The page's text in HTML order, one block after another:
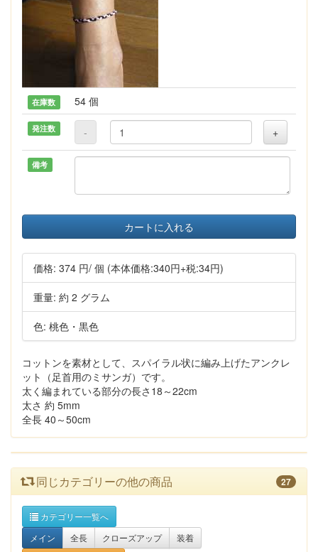
在庫数 54 個
発注数 - +
備考
カートに入れる
価格: 374 円/ 個 (本体価格:340円+税:34円)
重量: 約 2 グラム
色: 桃色・黒色
コットンを素材として、スパイラル状に編み上げたアンクレ
ット（足首用のミサンガ）です。
太く編まれている部分の長さ18～22cm
太さ 約 5mm
全長 40～50cm
同じカテゴリーの他の商品 27
カテゴリー一覧へ
メイン
全長 クローズアップ
装着